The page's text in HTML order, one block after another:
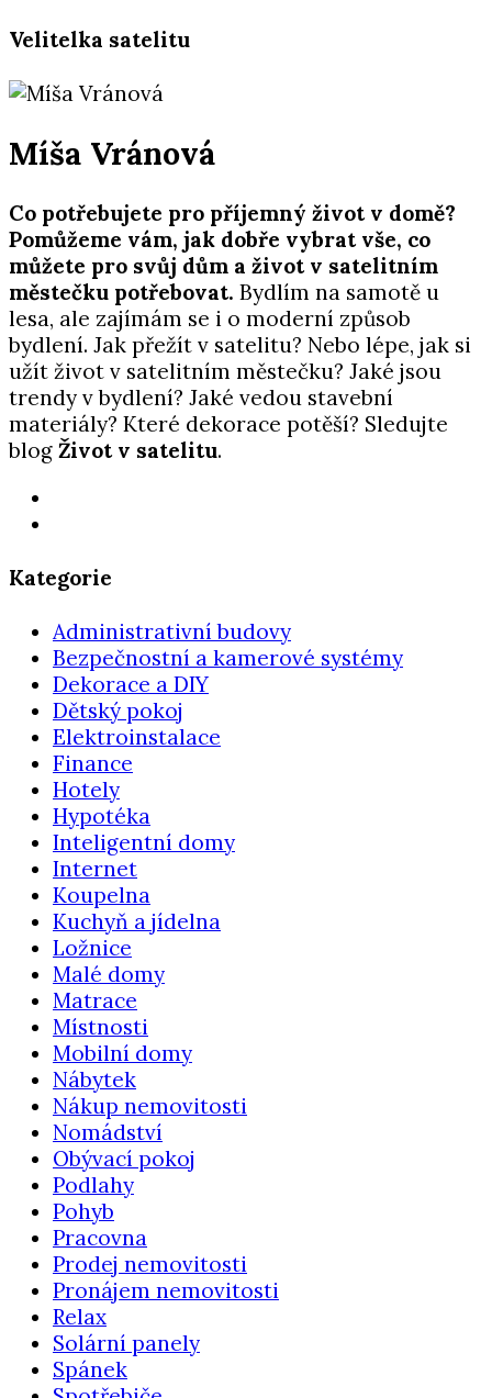
Velitelka satelitu
Míša Vránová
Co potřebujete pro příjemný život v domě?
Pomůžeme vám, jak dobře vybrat vše, co
můžete pro svůj dům a život v satelitním
městečku potřebovat. Bydlím na samotě u
lesa, ale zajímám se i o moderní způsob
bydlení. Jak přežít v satelitu? Nebo lépe, jak si
užít život v satelitním městečku? Jaké jsou
trendy v bydlení? Jaké vedou stavební
materiály? Které dekorace potěší? Sledujte
blog Život v satelitu.
Kategorie
Administrativní budovy
Bezpečnostní a kamerové systémy
Dekorace a DIY
Dětský pokoj
Elektroinstalace
Finance
Hotely
Hypotéka
Inteligentní domy
Internet
Koupelna
Kuchyň a jídelna
Ložnice
Malé domy
Matrace
Místnosti
Mobilní domy
Nábytek
Nákup nemovitosti
Nomádství
Obývací pokoj
Podlahy
Pohyb
Pracovna
Prodej nemovitosti
Pronájem nemovitosti
Relax
Solární panely
Spánek